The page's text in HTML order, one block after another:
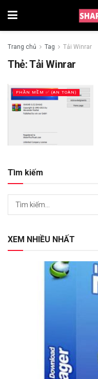
Trang chủ Tag Tải Winrar
Thẻ:Tải Winrar
PHẦN MỀM ✅ (AN TOÀN)
Tìm kiếm
XEM NHIỀU NHẤT